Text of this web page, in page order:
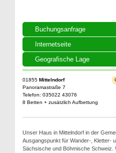
Buchungsanfrage
Internetseite
Geografische Lage
01855 Mittelndorf
Panoramastraße 7
Telefon: 035022 43076
8 Betten + zusätzlich Aufbettung
Unser Haus in Mittelndorf in der
Ausgangspunkt für Wander-, Kletter-
Sächsische und Böhmische Schweiz.